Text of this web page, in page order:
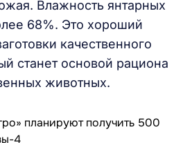
Влажность янтарных
68%. Это хороший
качественного
станет основой рациона
животных.